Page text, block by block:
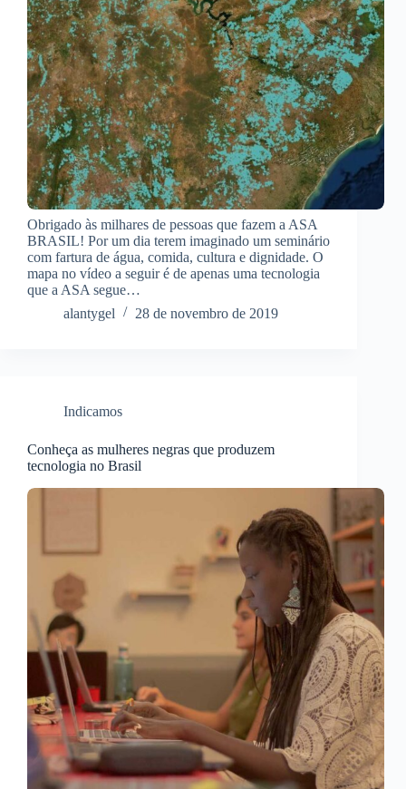
Obrigado às milhares de pessoas que fazem a ASA
BRASIL! Por um dia terem imaginado um seminário
com fartura de água, comida, cultura e dignidade. O
mapa no vídeo a seguir é de apenas uma tecnologia
que a ASA segue…
alantygel
28 de novembro de 2019
Indicamos
Conheça as mulheres negras que produzem
tecnologia no Brasil